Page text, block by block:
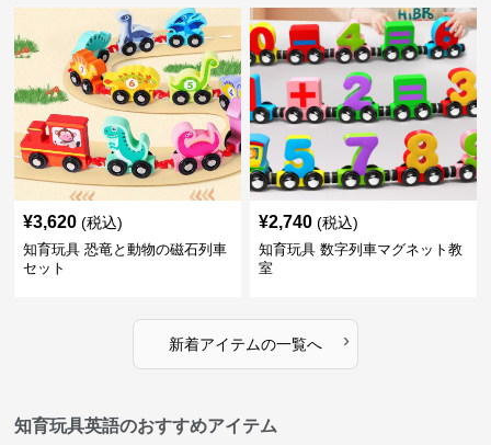
¥3,620 (税込)
知育玩具 恐竜と動物の磁石列車
セット
¥2,740 (税込)
知育玩具 数字列車マグネット教
室
新着アイテムの一覧へ ›
知育玩具英語のおすすめアイテム